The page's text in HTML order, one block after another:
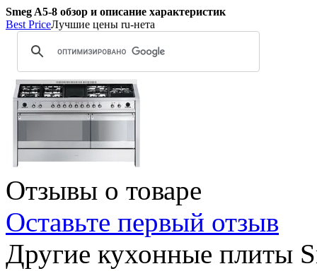
Smeg A5-8 обзор и описание характеристик
Best PriceЛучшие цены ru-нета
Отзывы о товаре
Оставьте первый отзыв
Другие кухонные плиты